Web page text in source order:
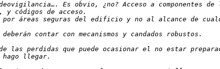
Es obvio, ¿no? Acceso a componentes
áreas seguras del edificio y no al alcance de
las perdidas que puede ocasionar el no estar